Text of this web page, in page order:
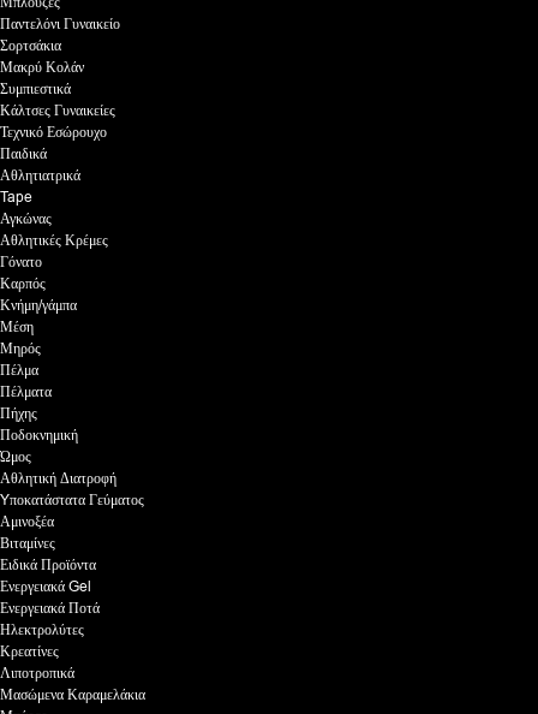
Παντελόνι Γυναικείο
Σορτσάκια
Μακρύ Κολάν
Συμπιεστικά
Κάλτσες Γυναικείες
Τεχνικό Εσώρουχο
Παιδικά
Αθλητιατρικά
Tape
Αγκώνας
Αθλητικές Κρέμες
Γόνατο
Καρπός
Κνήμη/γάμπα
Μέση
Μηρός
Πέλμα
Πέλματα
Πήχης
Ποδοκνημική
Ώμος
Αθλητική Διατροφή
Yποκατάστατα Γεύματος
Αμινοξέα
Βιταμίνες
Ειδικά Προϊόντα
Ενεργειακά Gel
Ενεργειακά Ποτά
Ηλεκτρολύτες
Κρεατίνες
Λιποτροπικά
Μασώμενα Καραμελάκια